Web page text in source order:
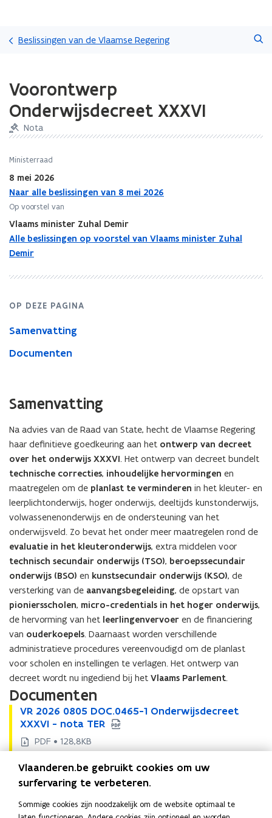
en
naar
Beslissingen van de Vlaamse Regering
met
laden.
bevindt
zich
Voorontwerp
Onderwijsdecreet
XXXVI
Voorontwerp
Onderwijsdecreet XXXVI
Nota
Ministerraad
8 mei 2026
Naar alle beslissingen van 8 mei 2026
Op voorstel van
Vlaams minister Zuhal Demir
Alle beslissingen op voorstel van Vlaams minister Zuhal
Demir
OP DEZE PAGINA
Samenvatting
Documenten
Samenvatting
Na advies van de Raad van State, hecht de Vlaamse Regering
haar definitieve goedkeuring aan het ontwerp van decreet
over het onderwijs XXXVI. Het ontwerp van decreet bundelt
technische correcties, inhoudelijke hervormingen en
maatregelen om de planlast te verminderen in het kleuter- en
leerplichtonderwijs, hoger onderwijs, deeltijds kunstonderwijs,
volwassenenonderwijs en de ondersteuning van het
onderwijsveld. Zo bevat het onder meer maatregelen rond de
evaluatie in het kleuteronderwijs, extra middelen voor
technisch secundair onderwijs (TSO), beroepssecundair
onderwijs (BSO) en kunstsecundair onderwijs (KSO), de
versterking van de aanvangsbegeleiding, de opstart van
pioniersscholen, micro-credentials in het hoger onderwijs,
de hervorming van het leerlingenvervoer en de financiering
van ouderkoepels. Daarnaast worden verschillende
administratieve procedures vereenvoudigd om de planlast
voor scholen en instellingen te verlagen. Het ontwerp van
decreet wordt nu ingediend bij het Vlaams Parlement.
Documenten
V
R
2
0
2
6
0
8
0
VR 2026 0805 DOC.0465-1 Onderwijsdecreet
XXXVI - nota TER
V
R
2
0
2
6
0
8
0
PDF • 128,8KB
R
2
2
VR 2026 0805 DOC.0465-2 Onderwijsdecreet
XXXVI - decreet TER
V
R
2
2
PDF • 527,3KB
V
R
VR 2026 0805 DOC.0465-3 Onderwijsdecreet
XXXVI - MvT TER
V
R
Vlaanderen.be gebruikt cookies om uw
surfervaring te verbeteren.
Sommige cookies zijn noodzakelijk om de website optimaal te